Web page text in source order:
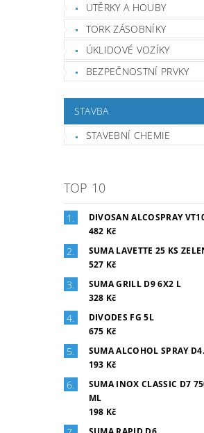
UTĚRKY A HOUBY
TORK ZÁSOBNÍKY
ÚKLIDOVÉ VOZÍKY
BEZPEČNOSTNÍ PRVKY
STAVBA
STAVEBNÍ CHEMIE
TOP 10
DIVOSAN ALCOSPRAY
482 Kč
SUMA LAVETTE 25 KS
527 Kč
SUMA GRILL D9 6X2 L
328 Kč
DIVODES FG 5L
675 Kč
SUMA ALCOHOL SPRAY
193 Kč
SUMA INOX CLASSIC D7
ML
198 Kč